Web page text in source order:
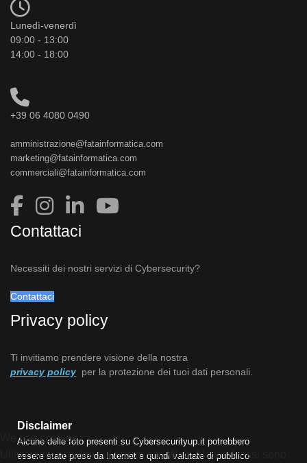
Lunedì-venerdì
09:00 - 13:00
14:00 - 18:00
+39 06 4080 0490
amministrazione@fatainformatica.com
marketing@fatainformatica.com
commerciali@fatainformatica.com
Contattaci
Necessiti dei nostri servizi di Cybersecurity?
Contattaci
Privacy policy
Ti invitiamo prendere visione della nostra
privacy policy per la protezione dei tuoi dati personali.
Disclaimer
Alcune delle foto presenti su Cybersecurityup.it potrebbero
essere state prese da Internet e quindi valutate di pubblico
We use cookies
Utilizziamo i cookie sul nostro sito Web. Alcuni di essi sono